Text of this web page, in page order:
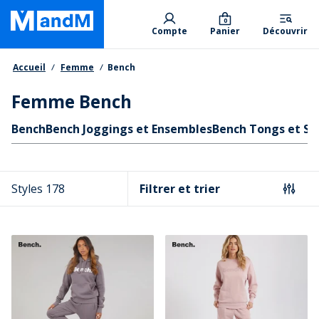
Skip
main
content
Primary departments
Compte Panier
0
Découvrir
Fil d'Ariane
Accueil Femme Bench
Femme Bench
Liens rapides
BenchBench Joggings et EnsemblesBench Tongs et
Styles 178 Filtrer et trier